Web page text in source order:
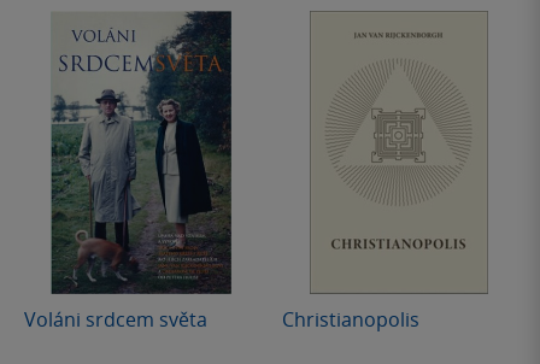
Voláni srdcem světa Christianopolis